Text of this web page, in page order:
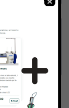
letto e accettato